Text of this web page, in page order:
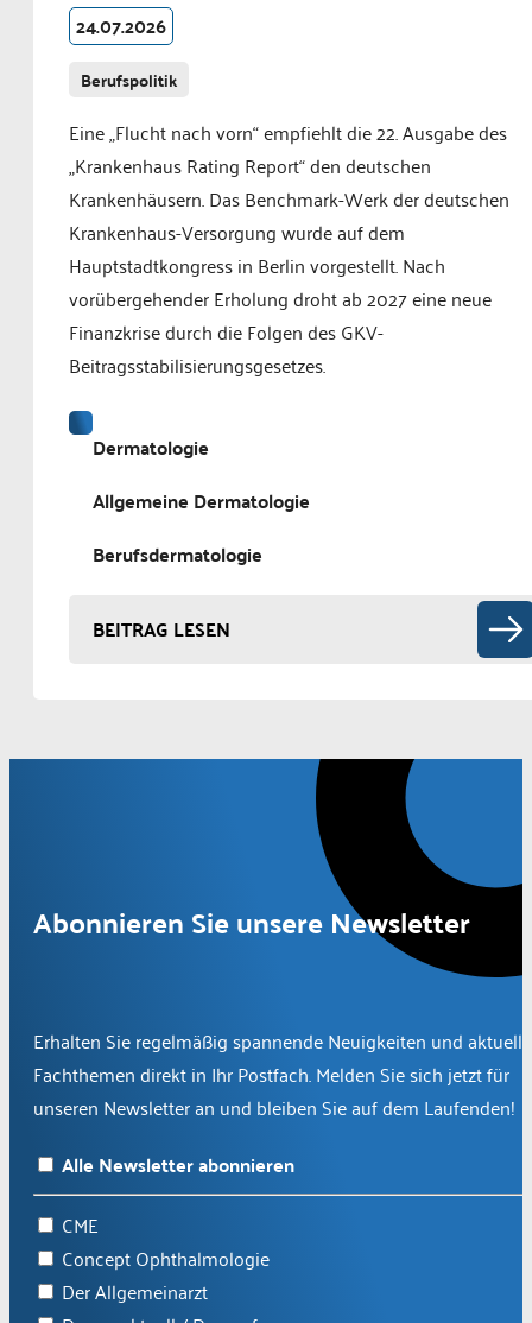
24.07.2026
Berufspolitik
Eine „Flucht nach vorn“ empfiehlt die 22. Ausgabe des
„Krankenhaus Rating Report“ den deutschen
Krankenhäusern. Das Benchmark-Werk der deutschen
Krankenhaus-Versorgung wurde auf dem
Hauptstadtkongress in Berlin vorgestellt. Nach
vorübergehender Erholung droht ab 2027 eine neue
Finanzkrise durch die Folgen des GKV-
Beitragsstabilisierungsgesetzes.
Dermatologie
Allgemeine Dermatologie
Berufsdermatologie
BEITRAG LESEN
Abonnieren Sie unsere Newsletter
Erhalten Sie regelmäßig spannende Neuigkeiten und aktuelle
Fachthemen direkt in Ihr Postfach. Melden Sie sich jetzt für
unseren Newsletter an und bleiben Sie auf dem Laufenden!
Alle Newsletter abonnieren
CME
Concept Ophthalmologie
Der Allgemeinarzt